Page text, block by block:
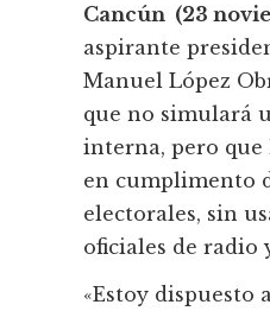
Cancún (23
aspirante
Manuel López
que no simulará
interna, pero que
en cumplimento
electorales, sin
oficiales de radio
«Estoy dispuesto